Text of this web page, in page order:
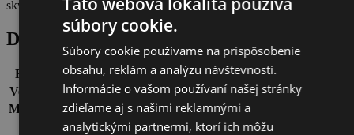
skvele aj po niekoľkých praniach a sezónach.
Detaily
Farba:
biela + potlač.
Veľkosť:
Univerzálne L. Šírka cca 60 cm. Dĺžka 68 cm.
Materiál:
95% bavlna - 5% elastan, prémiová bio bavlna.
100%. Nové.
súbory cookie.
Súbory cookie používame na prispôsobenie
obsahu, reklám a analýzu návštevnosti.
Informácie o vašom používaní našej stránky
zdieľame aj s našimi reklamnými a
analytickými partnermi, ktorí ich môžu